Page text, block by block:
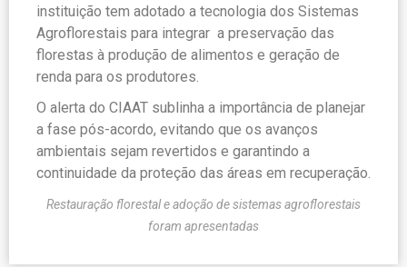
instituição tem adotado a tecnologia dos Sistemas
Agroflorestais para integrar a preservação das
florestas à produção de alimentos e geração de
renda para os produtores.
O alerta do CIAAT sublinha a importância de planejar
a fase pós-acordo, evitando que os avanços
ambientais sejam revertidos e garantindo a
continuidade da proteção das áreas em recuperação.
Restauração florestal e adoção de sistemas agroflorestais
foram apresentadas